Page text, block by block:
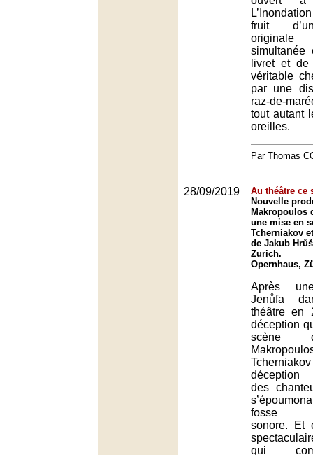
fruit
simultanée
livret et
véritable
par une
raz-de-
tout autant
oreilles.
Par Thomas
28/09/2019
Au théâtre ce
Nouvelle
Makropoulos
une mise en
Tcherniakov
de Jakub
Zurich.
Opernhaus,
Après
Jenůfa
théâtre en
déception
scène
déception
des
fosse
sonore. Et
qui